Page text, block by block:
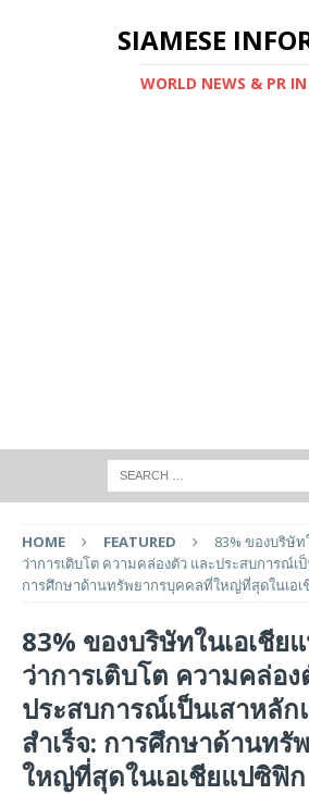
SIAMESE
WORLD NEWS & PR
HOME FEATURED
83% ของบริษั
ว่าการเติบโต ความคล่องตัว และประสบการณ์เ
การศึกษาด้านทรัพยากรบุคคลที่ใหญ่ที่สุดในเอ
83% ของบริษัทในเอเชีย
ว่าการเติบโต ความคล่อ
ประสบการณ์เป็นเสาหลัก
สำเร็จ: การศึกษาด้านท
ใหญ่ที่สุดในเอเชียแปซิฟิก